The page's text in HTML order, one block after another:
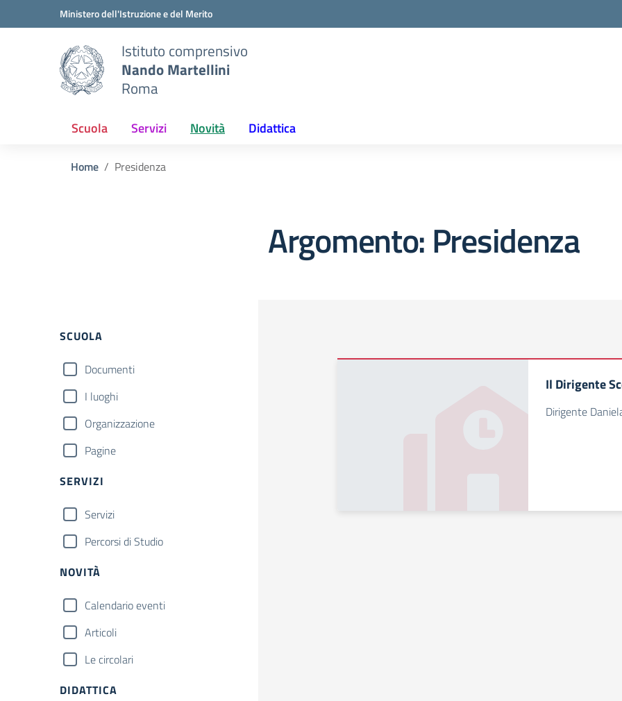
Vai ai contenuti
Vai al menu di navigazioneMinistero dell'Istruzione e del Merito
Istituto comprensivo
Nando Martellini
Roma
Scuola Servizi Novità Didattica
Home Presidenza
Argomento: Presidenza
Filtri
SCUOLA
Documenti
I luoghi
Organizzazione
Pagine
SERVIZI
Servizi
Percorsi di Studio
NOVITÀ
Calendario eventi
Articoli
Le circolari
DIDATTICA
Il Dirigente
Dirigente